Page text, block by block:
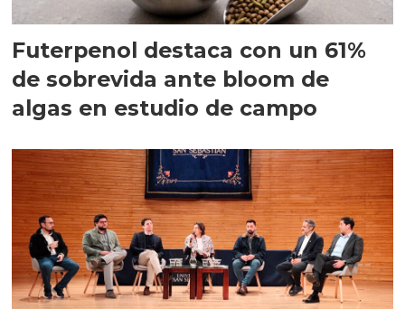
Futerpenol destaca con un 61%
de sobrevida ante bloom de
algas en estudio de campo